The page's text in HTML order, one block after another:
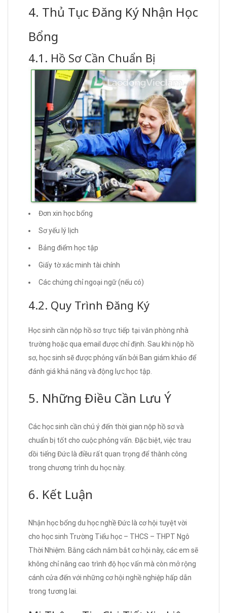
4. Thủ Tục Đăng Ký Nhận Học
Bổng
4.1. Hồ Sơ Cần Chuẩn Bị
Đơn xin học bổng
Sơ yếu lý lịch
Bảng điểm học tập
Giấy tờ xác minh tài chính
Các chứng chỉ ngoại ngữ (nếu có)
4.2. Quy Trình Đăng Ký
Học sinh cần nộp hồ sơ trực tiếp tại văn phòng nhà
trường hoặc qua email được chỉ định. Sau khi nộp hồ
sơ, học sinh sẽ được phỏng vấn bởi Ban giám khảo để
đánh giá khả năng và động lực học tập.
5. Những Điều Cần Lưu Ý
Các học sinh cần chú ý đến thời gian nộp hồ sơ và
chuẩn bị tốt cho cuộc phỏng vấn. Đặc biệt, việc trau
dồi tiếng Đức là điều rất quan trọng để thành công
trong chương trình du học này.
6. Kết Luận
Nhận học bổng du học nghề Đức là cơ hội tuyệt vời
cho học sinh Trường Tiểu học – THCS – THPT Ngô
Thời Nhiệm. Bằng cách nắm bắt cơ hội này, các em sẽ
không chỉ nâng cao trình độ học vấn mà còn mở rộng
cánh cửa đến với những cơ hội nghề nghiệp hấp dẫn
trong tương lai.